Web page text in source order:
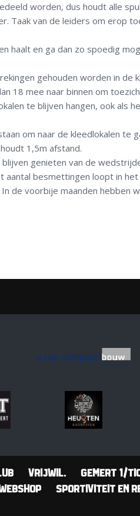
worden, dus houdt alle
Taak van de leiders om erop
haalt en ga dan zo spoedig
gehouden worden in de
18 mee naar binnen om
te blijven hangen, ook als
om naar de kleedlokalen te
1,5m afstand.
genieten van de
besmettingen loopt in
de voorbije maanden hebben
Vrijwil. Gemert 1/
Sportiviteit en